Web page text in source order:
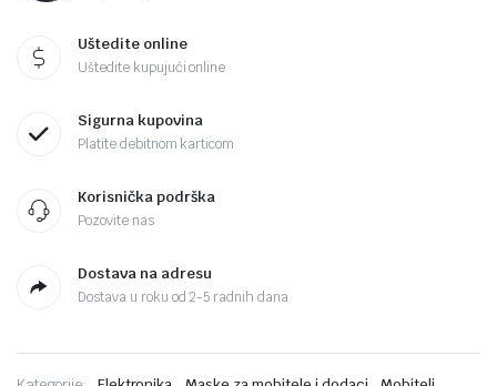
Uštedite online
Uštedite kupujući online
Sigurna kupovina
Platite debitnom karticom
Korisnička podrška
Pozovite nas
Dostava na adresu
Dostava u roku od 2-5 radnih dana